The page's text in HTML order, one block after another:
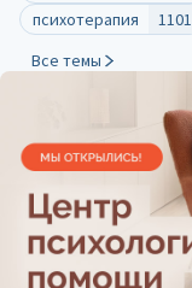
психотерапия
1101
Все темы